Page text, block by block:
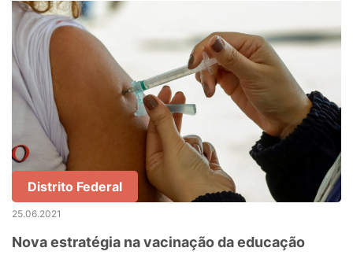
Distrito Federal
25.06.2021
Nova estratégia na vacinação da educação